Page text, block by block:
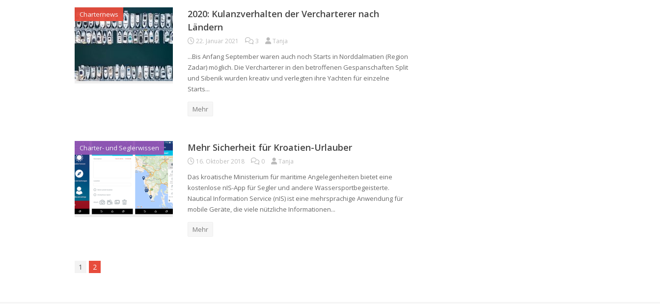
Charternews
2020: Kulanzverhalten der Vercharterer nach
Ländern
22. Januar 2021 3 Tanja
...Bis Anfang September waren auch noch Starts in Norddalmatien (Region
Zadar) möglich. Die Vercharterer in den betroffenen Gespanschaften Split
und Sibenik wurden kreativ und verlegten ihre Yachten für einzelne
Starts...
Mehr
Charter- und Seglerwissen Mehr Sicherheit für Kroatien-Urlauber
16. Oktober 2018 0 Tanja
Das kroatische Ministerium für maritime Angelegenheiten bietet eine
kostenlose nIS-App für Segler und andere Wassersportbegeisterte.
Nautical Information Service (nIS) ist eine mehrsprachige Anwendung für
mobile Geräte, die viele nützliche Informationen...
Mehr
1 2